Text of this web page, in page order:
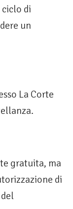
di
un
La Corte
gratuita, ma
di